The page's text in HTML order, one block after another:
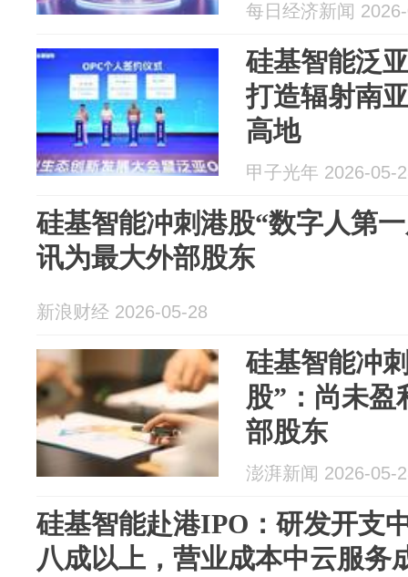
每日经济新闻
硅基智能泛
打造辐射南
高地
甲子光年 2026-05-
硅基智能冲刺港股“数字人第
讯为最大外部股东
新浪财经 2026-05-28
硅基智能冲
股”：尚未盈
部股东
澎湃新闻 2026-05-
硅基智能赴港IPO：研发开支
八成以上，营业成本中云服务